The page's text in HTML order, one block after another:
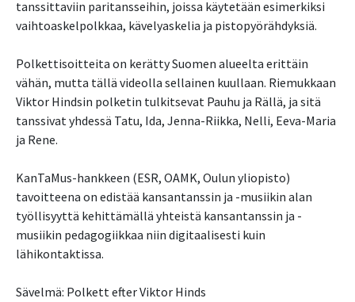
tanssittaviin paritansseihin, joissa käytetään esimerkiksi
vaihtoaskelpolkkaa, kävelyaskelia ja pistopyörähdyksiä.
Polkettisoitteita on kerätty Suomen alueelta erittäin
vähän, mutta tällä videolla sellainen kuullaan. Riemukkaan
Viktor Hindsin polketin tulkitsevat Pauhu ja Rällä, ja sitä
tanssivat yhdessä Tatu, Ida, Jenna-Riikka, Nelli, Eeva-Maria
ja Rene.
KanTaMus-hankkeen (ESR, OAMK, Oulun yliopisto)
tavoitteena on edistää kansantanssin ja -musiikin alan
työllisyyttä kehittämällä yhteistä kansantanssin ja -
musiikin pedagogiikkaa niin digitaalisesti kuin
lähikontaktissa.
Sävelmä: Polkett efter Viktor Hinds